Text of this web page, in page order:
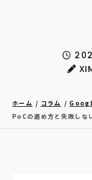
ホーム コラム
PoCの進め方と失敗し